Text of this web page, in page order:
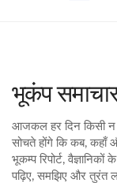
भूकंप
आजकल हर दिन किसी न
सोचते होंगे कि कब, कहाँ
भूकम्प रिपोर्ट,
पढ़िए, समझिए और तुरंत